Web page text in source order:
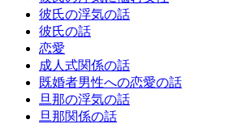
彼氏の浮気の話
彼氏の話
恋愛
成人式関係の話
既婚者男性への恋愛の話
旦那の浮気の話
旦那関係の話